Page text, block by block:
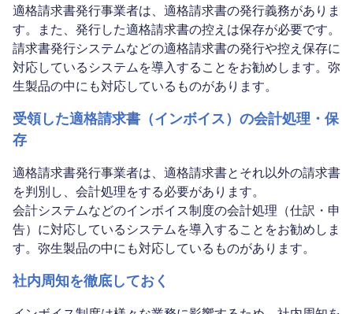
適格請求書発行事業者は、適格請求書の発行義務がありま
す。また、発行した適格請求書の控えは保存が必要です。
請求書発行システムなどの適格請求書の発行や控え保存に
対応しているシステムを導入することをお勧めします。弥
生製品の中にも対応しているものがあります。
受領した適格請求書（インボイス）の会計処理・保
存
適格請求書発行事業者は、適格請求書とそれ以外の請求書
を判別し、会計処理をする必要があります。
会計システムなどのインボイス制度の会計処理（仕訳・申
告）に対応しているシステムを導入することをお勧めしま
す。弥生製品の中にも対応しているものがあります。
社内周知を徹底しておく